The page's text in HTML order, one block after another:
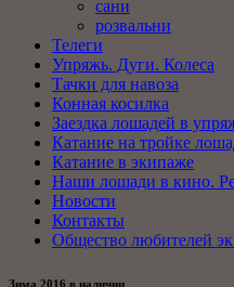
сани
розвальни
Телеги
Упряжь. Дуги. Колеса
Тачки для навоза
Конная косилка
Заездка лошадей в
Катание на тройке
Катание в экипаже
Наши лошади в кино.
Новости
Контакты
Общество любителей
Зима 2016 в наличии